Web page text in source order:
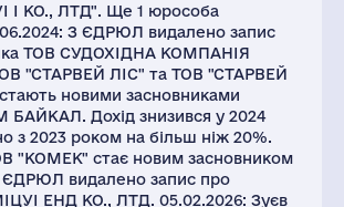
І КО., ЛТД". Ще 1 юрособа
З ЄДРЮЛ видалено запис
ТОВ СУДОХІДНА КОМПАНІЯ
"СТАРВЕЙ ЛІС" та ТОВ "СТАРВЕЙ
новими засновниками
БАЙКАЛ. Дохід знизився у 2024
з 2023 роком на більш ніж 20%.
"КОМЕК" стає новим засновником
ЄДРЮЛ видалено запис про
ЕНД КО., ЛТД. 05.02.2026: Зуєв